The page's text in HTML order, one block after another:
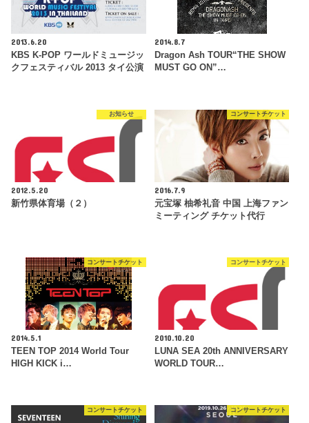
2013.6.20
KBS K-POP ワールドミュージッ
クフェスティバル 2013 タイ公演
2014.8.7
Dragon Ash TOUR“THE SHOW
MUST GO ON”…
お知らせ
2012.5.20
新竹県体育場（２）
コンサートチケット
2016.7.9
元宝塚 柚希礼音 中国 上海ファン
ミーティング チケット代行
コンサートチケット
2014.5.1
TEEN TOP 2014 World Tour
HIGH KICK i…
コンサートチケット
2010.10.20
LUNA SEA 20th ANNIVERSARY
WORLD TOUR…
コンサートチケット コンサートチケット